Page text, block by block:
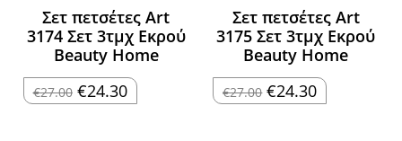
Σετ πετσέτες Art
3174 Σετ 3τμχ Εκρού
Beauty Home
€27.00 Original
price
€24.30Η
τρέχουσα
Σετ πετσέτες Art
3175 Σετ 3τμχ Εκρού
Beauty Home
€27.00 Original
price
€24.30Η
τρέχουσα